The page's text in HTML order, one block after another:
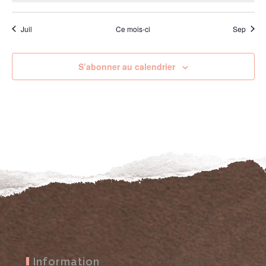
Juil Ce mois-ci Sep
S’abonner au calendrier
Information